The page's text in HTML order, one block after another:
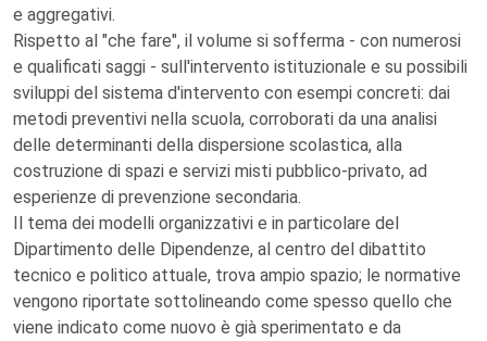
e aggregativi.
Rispetto al "che fare", il volume si sofferma - con numerosi
e qualificati saggi - sull'intervento istituzionale e su possibili
sviluppi del sistema d'intervento con esempi concreti: dai
metodi preventivi nella scuola, corroborati da una analisi
delle determinanti della dispersione scolastica, alla
costruzione di spazi e servizi misti pubblico-privato, ad
esperienze di prevenzione secondaria.
Il tema dei modelli organizzativi e in particolare del
Dipartimento delle Dipendenze, al centro del dibattito
tecnico e politico attuale, trova ampio spazio; le normative
vengono riportate sottolineando come spesso quello che
viene indicato come nuovo è già sperimentato e da